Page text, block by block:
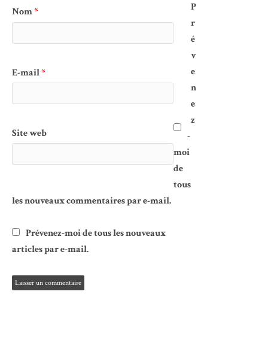
Nom*
E-mail*
Site web
P
r
é
v
e
n
e
z
-
moi
de
tous
les nouveaux commentaires par e-mail.
Prévenez-moi de tous les nouveaux
articles par e-mail.